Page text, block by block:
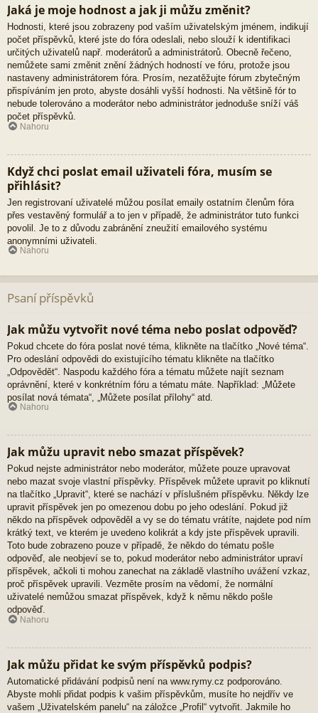
Jaká je moje hodnost a jak ji můžu změnit?
Hodnosti, které jsou zobrazeny pod vaším uživatelským jménem, indikují
počet příspěvků, které jste do fóra odeslali, nebo slouží k identifikaci
určitých uživatelů např. moderátorů a administrátorů. Obecně řečeno,
nemůžete sami změnit znění žádných hodností ve fóru, protože jsou
nastaveny administrátorem fóra. Prosím, nezatěžujte fórum zbytečným
přispíváním jen proto, abyste dosáhli vyšší hodnosti. Na většině fór to
nebude tolerováno a moderátor nebo administrátor jednoduše sníží váš
počet příspěvků.
Nahoru
Když chci poslat email uživateli fóra, musím se
přihlásit?
Jen registrovaní uživatelé můžou posílat emaily ostatním členům fóra
přes vestavěný formulář a to jen v případě, že administrátor tuto funkci
povolil. Je to z důvodu zabránění zneužití emailového systému
anonymními uživateli.
Nahoru
Psaní příspěvků
Jak můžu vytvořit nové téma nebo poslat odpověď?
Pokud chcete do fóra poslat nové téma, klikněte na tlačítko „Nové téma“.
Pro odeslání odpovědi do existujícího tématu klikněte na tlačítko
„Odpovědět“. Naspodu každého fóra a tématu můžete najít seznam
oprávnění, které v konkrétním fóru a tématu máte. Například: „Můžete
posílat nová témata“, „Můžete posílat přílohy“ atd.
Nahoru
Jak můžu upravit nebo smazat příspěvek?
Pokud nejste administrátor nebo moderátor, můžete pouze upravovat
nebo mazat svoje vlastní příspěvky. Příspěvek můžete upravit po kliknutí
na tlačítko „Upravit“, které se nachází v příslušném příspěvku. Někdy lze
upravit příspěvek jen po omezenou dobu po jeho odeslání. Pokud již
někdo na příspěvek odpověděl a vy se do tématu vrátíte, najdete pod ním
krátký text, ve kterém je uvedeno kolikrát a kdy jste příspěvek upravili.
Toto bude zobrazeno pouze v případě, že někdo do tématu pošle
odpověď, ale neobjeví se to, pokud moderátor nebo administrátor upraví
příspěvek, ačkoli ti mohou zanechat na základě vlastního uvážení vzkaz,
proč příspěvek upravili. Vezměte prosím na vědomí, že normální
uživatelé nemůžou smazat příspěvek, když k němu někdo pošle
odpověď.
Nahoru
Jak můžu přidat ke svým příspěvků podpis?
Automatické přidávání podpisů není na www.rymy.cz podporováno.
Abyste mohli přidat podpis k vašim příspěvkům, musíte ho nejdřív ve
vašem „Uživatelském panelu“ na záložce „Profil“ vytvořit. Jakmile ho